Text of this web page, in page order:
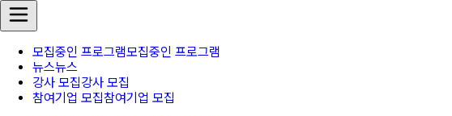
모집중인 프로그램모집중인 프로그램
뉴스뉴스
강사 모집강사 모집
참여기업 모집참여기업 모집